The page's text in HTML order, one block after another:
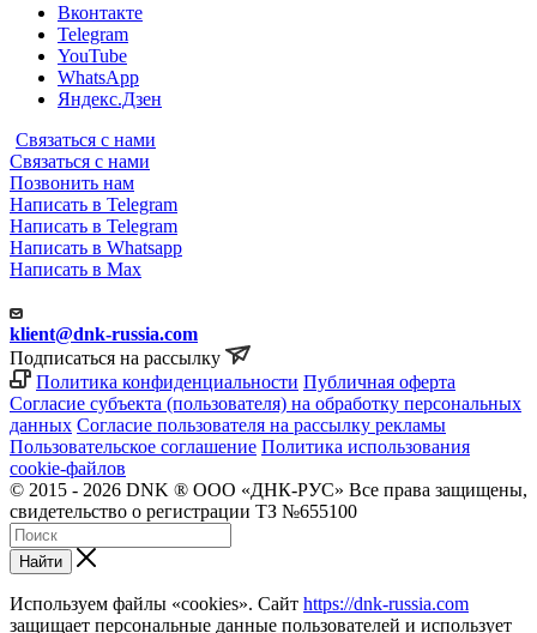
Вконтакте
Telegram
YouTube
WhatsApp
Яндекс.Дзен
Связаться с нами
Связаться с нами
Позвонить нам
Написать в Telegram
Написать в Telegram
Написать в Whatsapp
Написать в Max
klient@dnk-russia.com
Подписаться на рассылку
Политика конфиденциальности Публичная оферта
Согласие субъекта (пользователя) на обработку персональных
данных Согласие пользователя на рассылку рекламы
Пользовательское соглашение Политика использования
cookie-файлов
© 2015 - 2026 DNK ® ООО «ДНК-РУС» Все права защищены,
свидетельство о регистрации ТЗ №655100
Найти
Используем файлы «cookies». Сайт https://dnk-russia.com
защищает персональные данные пользователей и использует